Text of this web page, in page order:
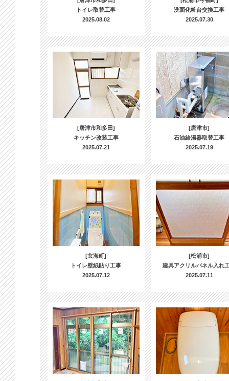
トイレ取替工事
2025.08.02
洗面化粧台交換工事
2025.07.30
[唐津市和多田]
キッチン改装工事
2025.07.21
[唐津市]
石油給湯器取替工事
2025.07.19
[玄海町]
トイレ壁紙貼り工事
2025.07.12
[松浦市]
建具アクリルパネル入れ
2025.07.11